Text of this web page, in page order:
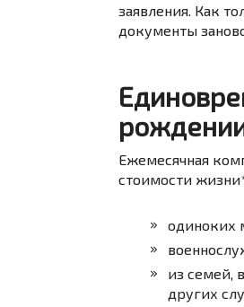
заявления. Как
документы
Ежемесячная
стоимости
одиноких
из семей,
других